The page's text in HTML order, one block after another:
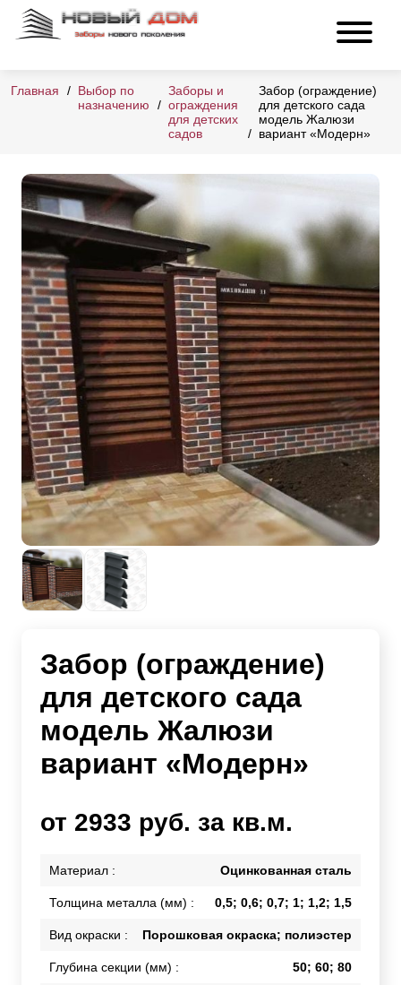
Главная
Выбор по
назначению
Заборы и
ограждения
для детских
садов
Забор (ограждение)
для детского сада
модель Жалюзи
вариант «Модерн»
Забор (ограждение)
для детского сада
модель Жалюзи
вариант «Модерн»
от 2933 руб. за кв.м.
Материал : Оцинкованная сталь
Толщина металла (мм) : 0,5; 0,6; 0,7; 1; 1,2; 1,5
Вид окраски : Порошковая окраска; полиэстер
Глубина секции (мм) : 50; 60; 80